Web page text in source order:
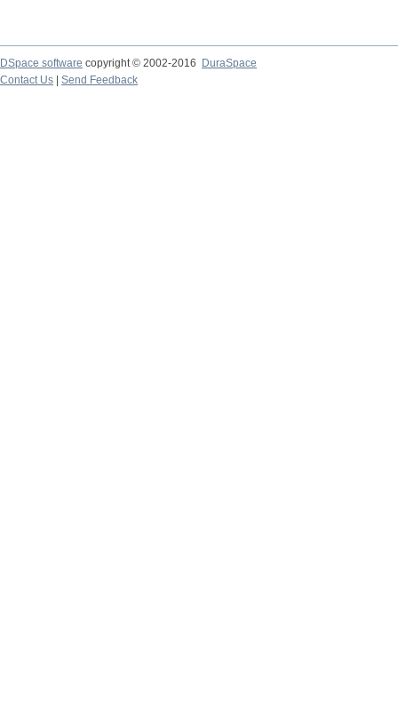
DSpace software copyright © 2002-2016
DuraSpace
Contact Us
Send Feedback